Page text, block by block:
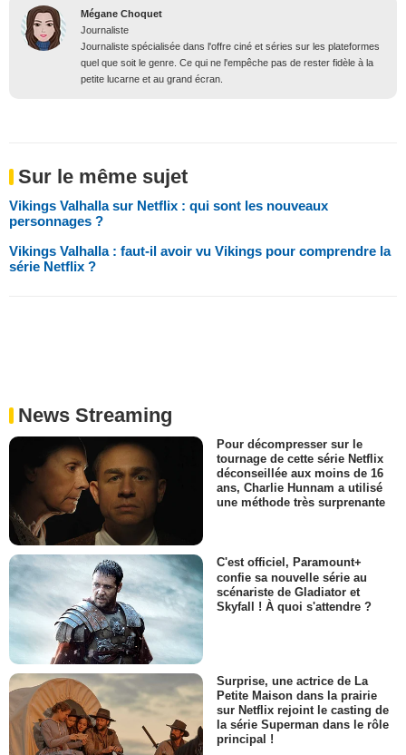
Mégane Choquet
Journaliste
Journaliste spécialisée dans l'offre ciné et séries sur les plateformes
quel que soit le genre. Ce qui ne l'empêche pas de rester fidèle à la
petite lucarne et au grand écran.
Sur le même sujet
Vikings Valhalla sur Netflix : qui sont les nouveaux
personnages ?
Vikings Valhalla : faut-il avoir vu Vikings pour comprendre la
série Netflix ?
News Streaming
Pour décompresser sur le
tournage de cette série Netflix
déconseillée aux moins de 16
ans, Charlie Hunnam a utilisé
une méthode très surprenante
C'est officiel, Paramount+
confie sa nouvelle série au
scénariste de Gladiator et
Skyfall ! À quoi s'attendre ?
Surprise, une actrice de La
Petite Maison dans la prairie
sur Netflix rejoint le casting de
la série Superman dans le rôle
principal !